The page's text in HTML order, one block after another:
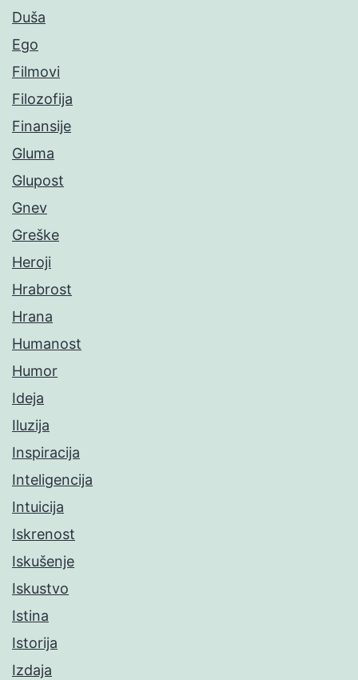
Duša
Ego
Filmovi
Filozofija
Finansije
Gluma
Glupost
Gnev
Greške
Heroji
Hrabrost
Hrana
Humanost
Humor
Ideja
Iluzija
Inspiracija
Inteligencija
Intuicija
Iskrenost
Iskušenje
Iskustvo
Istina
Istorija
Izdaja